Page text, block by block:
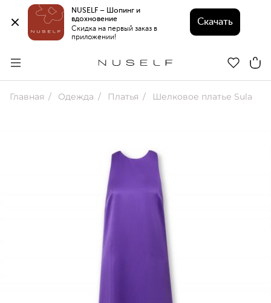
NUSELF – Шопинг и
вдохновение
Скидка на первый заказ в
приложении!
Скачать
Главная Одежда Платья Шелковое платье Sula